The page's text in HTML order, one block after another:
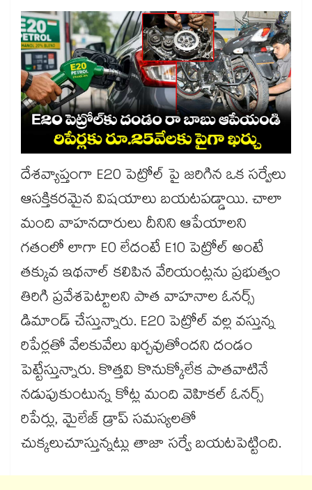
దేశవ్యాప్తంగా E20 పెట్రోల్ పై జరిగిన ఒక సర్వేలు
ఆసక్తికరమైన విషయాలు బయటపడ్డాయి. చాలా
మంది వాహనదారులు దీనిని ఆపేయాలని
గతంలో లాగా E0 లేదంటే E10 పెట్రోల్ అంటే
తక్కువ ఇథనాల్ కలిపిన వేరియంట్లను ప్రభుత్వం
తిరిగి ప్రవేశపెట్టాలని పాత వాహనాల ఓనర్స్
డిమాండ్ చేస్తున్నారు. E20 పెట్రోల్ వల్ల వస్తున్న
రిపేర్లతో వేలకువేలు ఖర్చవుతోందని దండం
పెట్టేస్తున్నారు. కొత్తవి కొనుక్కోలేక పాతవాటినే
నడుపుకుంటున్న కోట్ల మంది వెహికల్ ఓనర్స్
రిపేర్లు, మైలేజ్ డ్రాప్ సమస్యలతో
చుక్కలుచూస్తున్నట్లు తాజా సర్వే బయటపెట్టింది.